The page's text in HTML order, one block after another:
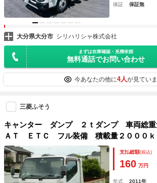
保証 保証無
大分県大分市 シリハリシャ株式会社
まずは在庫確認・見積依頼
無料通話でお問い合わせ
今あなたの他に4人が見てい
三菱ふそう
キャンター ダンプ ２ｔダンプ 車両総重
ＡＴ ＥＴＣ フル装備 積載量２０００ｋ
支払総額(税込)
160 万円
年式 2011年